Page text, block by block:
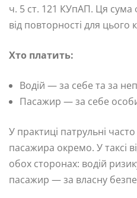
ч. 5 ст. 121 КУпАП. Ця сума
від повторності для
Хто платить:
Водій — за себе та за
Пасажир — за себе
У практиці патрульні
пасажира окремо. У таксі
обох сторонах: водій
пасажир — за власну